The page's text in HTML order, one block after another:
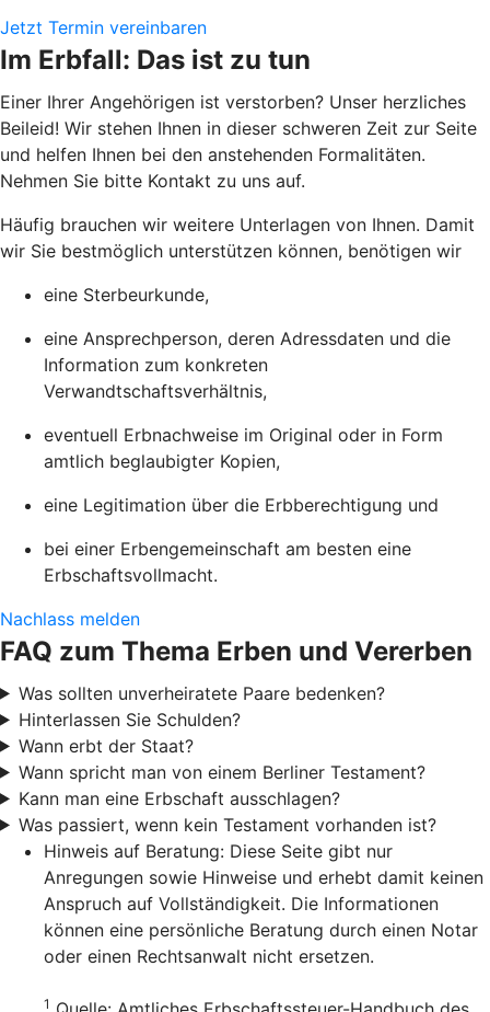
Jetzt Termin vereinbaren
Im Erbfall: Das ist zu tun
Einer Ihrer Angehörigen ist verstorben? Unser herzliches
Beileid! Wir stehen Ihnen in dieser schweren Zeit zur Seite
und helfen Ihnen bei den anstehenden Formalitäten.
Nehmen Sie bitte Kontakt zu uns auf.
Häufig brauchen wir weitere Unterlagen von Ihnen. Damit
wir Sie bestmöglich unterstützen können, benötigen wir
eine Sterbeurkunde,
eine Ansprechperson, deren Adressdaten und die
Information zum konkreten
Verwandtschaftsverhältnis,
eventuell Erbnachweise im Original oder in Form
amtlich beglaubigter Kopien,
eine Legitimation über die Erbberechtigung und
bei einer Erbengemeinschaft am besten eine
Erbschaftsvollmacht.
Nachlass melden
FAQ zum Thema Erben und Vererben
Was sollten unverheiratete Paare bedenken?
Hinterlassen Sie Schulden?
Wann erbt der Staat?
Wann spricht man von einem Berliner Testament?
Kann man eine Erbschaft ausschlagen?
Was passiert, wenn kein Testament vorhanden ist?
Hinweis auf Beratung: Diese Seite gibt nur
Anregungen sowie Hinweise und erhebt damit keinen
Anspruch auf Vollständigkeit. Die Informationen
können eine persönliche Beratung durch einen Notar
oder einen Rechtsanwalt nicht ersetzen.
1